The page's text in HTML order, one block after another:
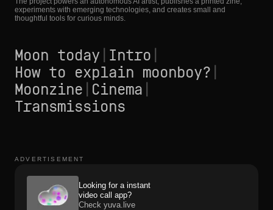
experiments with emerging technologies, and creates small and
thoughtful tools for curious minds.
Moon today Intro
How to explain moonboy?
Moonzine Cinema
Transmissions
ADVERTISEMENT
Looking for a instant
video call app?
Check yuva.live